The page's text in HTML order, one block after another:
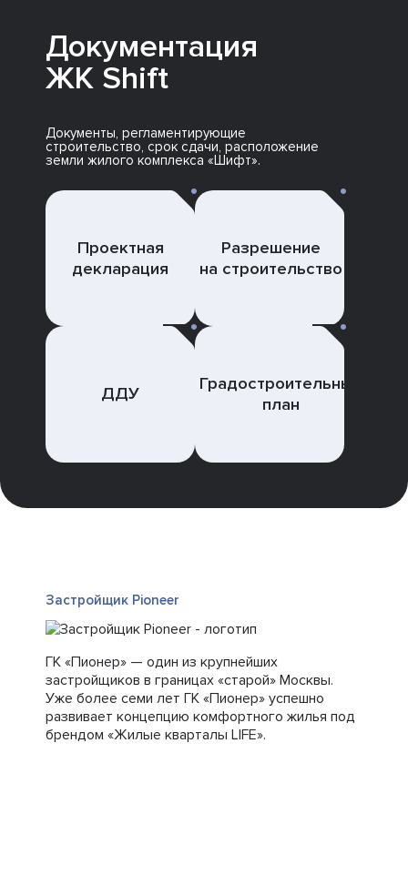
Документация
ЖК Shift
Документы, регламентирующие
строительство, срок сдачи, расположение
земли жилого комплекса «Шифт».
Проектная
декларация
Разрешение
на строительство
ДДУ
Градостроительный
план
Застройщик Pioneer
ГК «Пионер» — один из крупнейших
застройщиков в границах «старой» Москвы.
Уже более семи лет ГК «Пионер» успешно
развивает концепцию комфортного жилья под
брендом «Жилые кварталы LIFE».